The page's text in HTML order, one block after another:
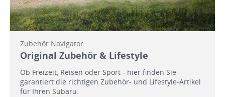
Zubehör Navigator
Original Zubehör & Lifestyle
Ob Freizeit, Reisen oder Sport - hier finden Sie
garantiert die richtigen Zubehör- und Lifestyle-Artikel
für Ihren Subaru.